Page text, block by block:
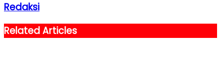
Redaksi
Related Articles